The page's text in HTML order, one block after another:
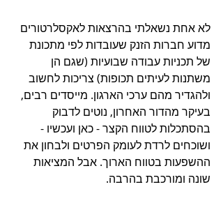
לא אחת נשאלתי בהרצאות לאקסלרטורים
מדוע חברות הזנק שעובדות לפי מתכונת
של תכניות עבודה שבועיות (שגם הן
משתנות לעיתים תכופות) צריכות לחשוב
ולהגדיר מהם ערכי הארגון. מייסדים רבים,
בעיקר מהדור האחרון, נוטים לדבוק
בהסתכלות לטווח הקצר - כאן ועכשיו -
ושוכחים לרדת לעומק הפרטים ולבחון את
ההשפעות בטווח הארוך. אבל המציאות
שונה ומורכבת בהרבה.